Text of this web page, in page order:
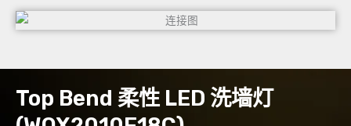
Top Bend 柔性 LED 洗墙灯